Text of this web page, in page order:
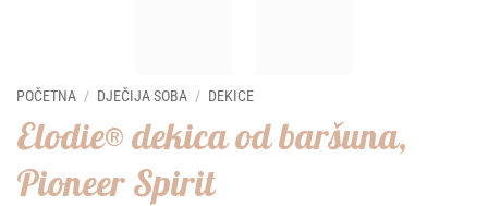
POČETNA / DJEČIJA SOBA / DEKICE
Elodie® dekica od baršuna,
Pioneer Spirit